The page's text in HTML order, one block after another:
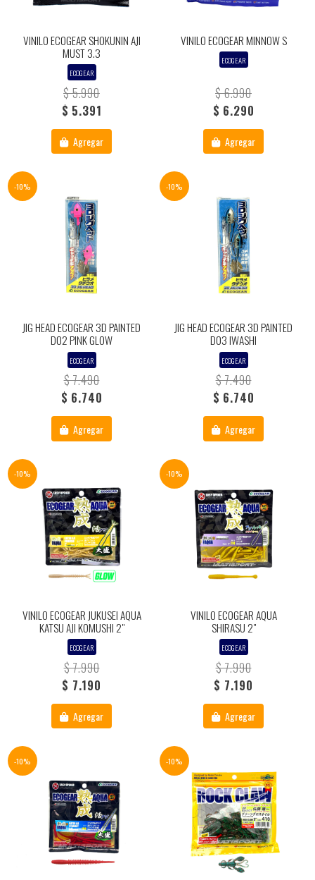
VINILO ECOGEAR SHOKUNIN AJI
MUST 3.3
ECOGEAR
$ 5.990
$ 5.391
Agregar
VINILO ECOGEAR MINNOW S
ECOGEAR
$ 6.990
$ 6.290
Agregar
-10%
JIG HEAD ECOGEAR 3D PAINTED
D02 PINK GLOW
ECOGEAR
$ 7.490
$ 6.740
Agregar
-10%
JIG HEAD ECOGEAR 3D PAINTED
D03 IWASHI
ECOGEAR
$ 7.490
$ 6.740
Agregar
-10%
VINILO ECOGEAR JUKUSEI AQUA
KATSU AJI KOMUSHI 2"
ECOGEAR
$ 7.990
$ 7.190
Agregar
-10%
VINILO ECOGEAR AQUA
SHIRASU 2"
ECOGEAR
$ 7.990
$ 7.190
Agregar
-10% -10%